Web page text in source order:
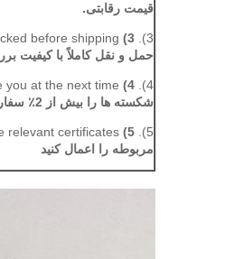
قیمت رقابتی.
3).
3)
before shipping.
حمل و نقل کاملاً با کیفیت
4).
4)
at the next time.
شکسته ها را بیش از 2٪ سفارش دهید ، در زمان بعدی شما را جایگزین خواهیم کرد.
5).
5)
relevant certificates
مربوطه را اعمال کنید